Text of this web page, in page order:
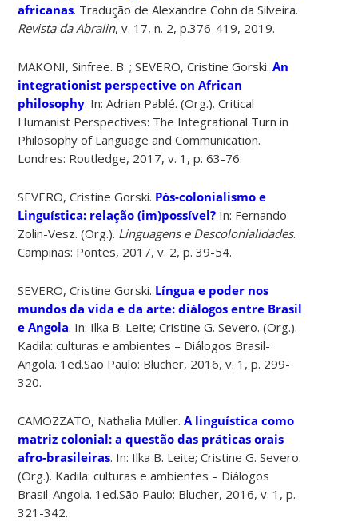
africanas. Tradução de Alexandre Cohn da Silveira.
Revista da Abralin, v. 17, n. 2, p.376-419, 2019.
MAKONI, Sinfree. B. ; SEVERO, Cristine Gorski.An
integrationist perspective on African
philosophy. In: Adrian Pablé. (Org.). Critical
Humanist Perspectives: The Integrational Turn in
Philosophy of Language and Communication.
Londres: Routledge, 2017, v. 1, p. 63-76.
SEVERO, Cristine Gorski. Pós-colonialismo e
Linguística: relação (im)possível? In: Fernando
Zolin-Vesz. (Org.). Linguagens e Descolonialidades.
Campinas: Pontes, 2017, v. 2, p. 39-54.
SEVERO, Cristine Gorski. Língua e poder nos
mundos da vida e da arte: diálogos entre Brasil
e Angola. In: Ilka B. Leite; Cristine G. Severo. (Org.).
Kadila: culturas e ambientes – Diálogos Brasil-
Angola. 1ed.São Paulo: Blucher, 2016, v. 1, p. 299-
320.
CAMOZZATO, Nathalia Müller.A linguística como
matriz colonial: a questão das práticas orais
afro-brasileiras. In: Ilka B. Leite; Cristine G. Severo.
(Org.). Kadila: culturas e ambientes – Diálogos
Brasil-Angola. 1ed.São Paulo: Blucher, 2016, v. 1, p.
321-342.